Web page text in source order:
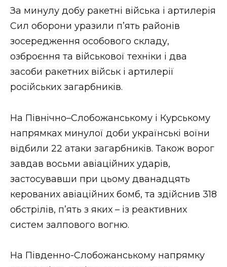
За минулу добу ракетні війська і артилерія
Сил оборони уразили п’ять районів
зосередження особового складу,
озброєння та військової техніки і два
засоби ракетних військ і артилерії
російських загарбників.
На Північно–Слобожанському і Курському
напрямках минулої доби українські воїни
відбили 22 атаки загарбників. Також ворог
завдав восьми авіаційних ударів,
застосувавши при цьому дванадцять
керованих авіаційних бомб, та здійснив 318
обстрілів, п’ять з яких – із реактивних
систем залпового вогню.
На Південно-Слобожанському напрямку